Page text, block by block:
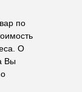
по
О
Вы